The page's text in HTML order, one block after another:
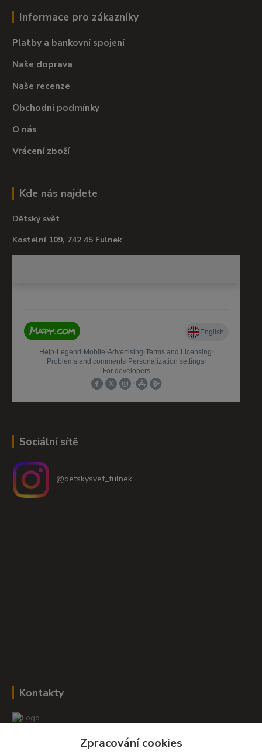
Informace pro zákazníky
Platby a bankovní spojení
Naše doprava
Naše recenze
Obchodní podmínky
O nás
Vrácení zboží
Kde nás najdete
Dětský svět
Kostelní 109, 742 45 Fulnek
Sociální sítě
@detskysvet_fulnek
Kontakty
Zpracování cookies